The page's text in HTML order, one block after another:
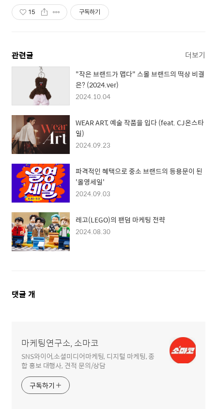
15 구독하기
관련글 더보기
"작은 브랜드가 맵다" 스몰 브랜드의 떡상 비결
은? (2024.ver)
2024.10.04
WEAR ART, 예술 작품을 입다 (feat. CJ온스타
일)
2024.09.23
파격적인 혜택으로 중소 브랜드의 등용문이 된
'올영세일'
2024.09.03
레고(LEGO)의 팬덤 마케팅 전략
2024.08.30
댓
댓글 개
마케팅연구소, 소마코
SNS와이어,소셜미디어마케팅, 디지털 마케팅, 종
합 홍보 대행사, 견적 문의/상담
구독하기